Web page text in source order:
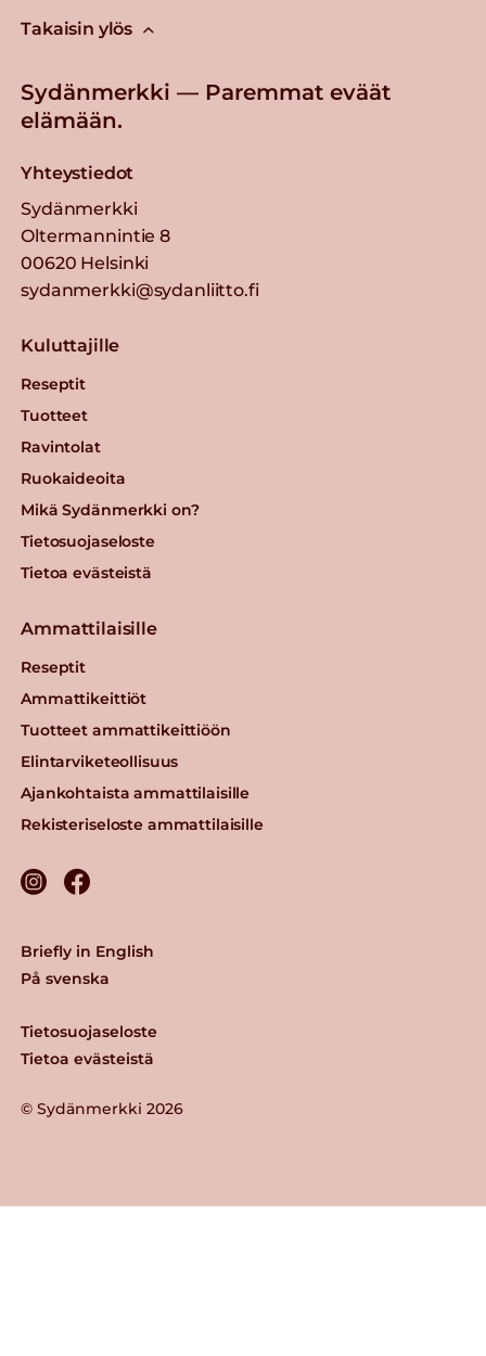
Takaisin ylös
Sydänmerkki — Paremmat eväät
elämään.
Yhteystiedot
Sydänmerkki
Oltermannintie 8
00620 Helsinki
sydanmerkki@sydanliitto.fi
Kuluttajille
Reseptit
Tuotteet
Ravintolat
Ruokaideoita
Mikä Sydänmerkki on?
Tietosuojaseloste
Tietoa evästeistä
Ammattilaisille
Reseptit
Ammattikeittiöt
Tuotteet ammattikeittiöön
Elintarviketeollisuus
Ajankohtaista ammattilaisille
Rekisteriseloste ammattilaisille
© Sydänmerkki 2026
Tietosuojaseloste
Tietoa evästeistä
Briefly in English
På svenska